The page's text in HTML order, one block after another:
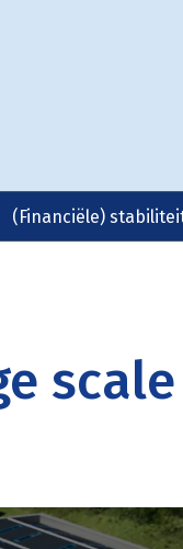
(Financiële)
scale